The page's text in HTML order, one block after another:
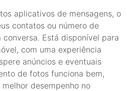
aplicativos de mensagens, o
contatos ou número de
Está disponível para
com uma experiência
anúncios e eventuais
de fotos funciona bem,
desempenho no